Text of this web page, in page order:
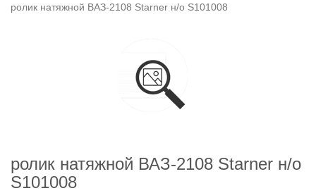
ролик натяжной ВАЗ-2108 Starner н/о S101008
ролик натяжной ВАЗ-2108 Starner н/о
S101008